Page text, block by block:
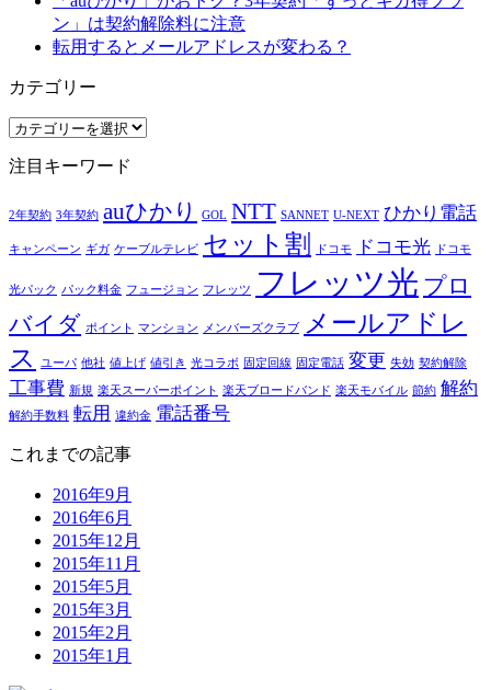
ン」は契約解除料に注意
転用するとメールアドレスが変わる？
カテゴリー
カ
ゴ
ー
注目キーワード
2年契約 3年契約 auひかり GOL NTT SANNET U-NEXT ひかり電話
キャンペーン ギガ ケーブルテレビ セット割 ドコモ ドコモ光 ドコモ
光パック パック料金 フュージョン フレッツ フレッツ光 プロ
バイダ ポイント マンション メンバーズクラブ
メールアドレ
ス
ユーパ 他社 値上げ 値引き 光コラボ 固定回線 固定電話 変更 失効 契約解除
工事費 新規 楽天スーパーポイント 楽天ブロードバンド 楽天モバイル 節約 解約
解約手数料 転用 違約金 電話番号
これまでの記事
2016年9月
2016年6月
2015年12月
2015年11月
2015年5月
2015年3月
2015年2月
2015年1月